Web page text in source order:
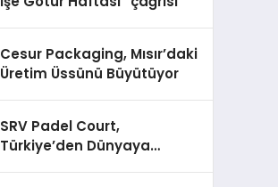
Cesur Packaging, Mısır’daki
Üretim Üssünü Büyütüyor
SRV Padel Court,
Türkiye’den Dünyaya